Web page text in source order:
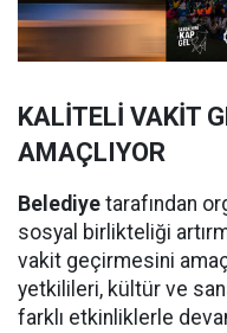
KALİTELİ VAKİT
AMAÇLIYOR
Belediye tarafından
sosyal birlikteliği
vakit geçirmesini
yetkilileri, kültür ve
farklı etkinliklerle